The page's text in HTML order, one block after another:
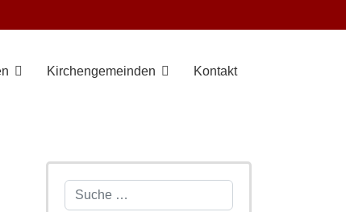
Kirchengemeinden Kontakt
Suchen